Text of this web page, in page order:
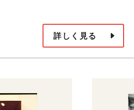
詳しく見る